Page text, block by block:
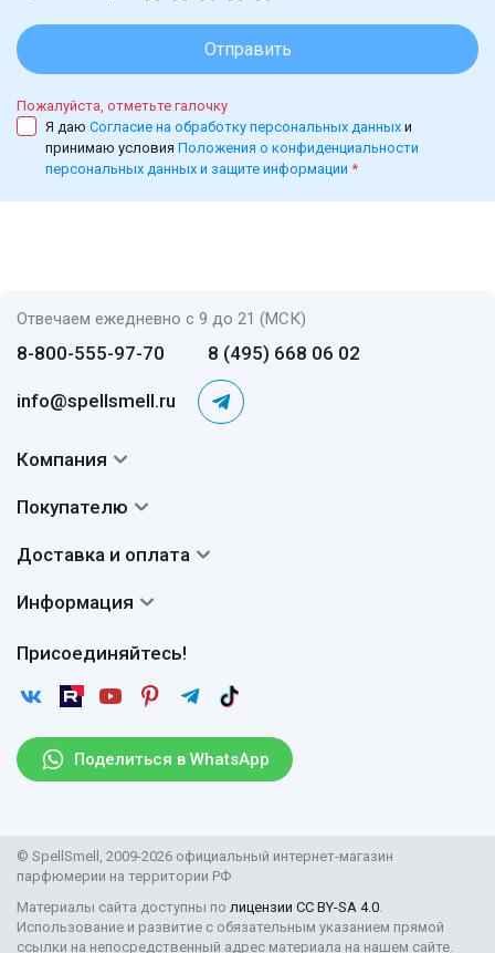
Отправить
Пожалуйста, отметьте галочку
Я даю Согласие на обработку персональных данных и
принимаю условия Положения о конфиденциальности
персональных данных и защите информации *
Отвечаем ежедневно с 9 до 21 (МСК)
8-800-555-97-70 8 (495) 668 06 02
info@spellsmell.ru
Поделиться в WhatsApp
Присоединяйтесь!
Компания
Авторы
Сертификаты
Покупателю
Вопросы и ответы
Отзывы
Статьи
Рассылка
Доставка и оплата
Доставка
Возврат
Информация
Пользовательское соглашение
Защита персональных данных
Правила продажи товаров (Постановление Правительства
Поставщикам
© SpellSmell, 2009-2026 официальный интернет-магазин
парфюмерии на территории РФ
Материалы сайта доступны по лицензии CC BY-SA 4.0.
Использование и развитие с обязательным указанием прямой
ссылки на непосредственный адрес материала на нашем сайте.